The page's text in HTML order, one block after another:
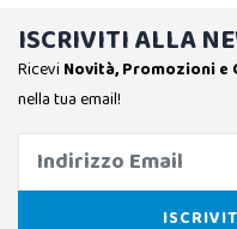
ISCRIVITI ALLA
Ricevi Novità, Promozioni
nella tua email!